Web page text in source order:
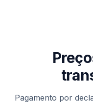
Pagamento por